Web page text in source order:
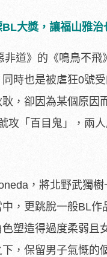
大獎，讓福山雅治
道》的《鳴鳥不飛
時也是被虐狂0號受
，卻因為某個原因
攻「百目鬼」，兩
，將北野武獨
， 更跳脫一般BL作
塑造得過度柔弱且
，保留男子氣慨的